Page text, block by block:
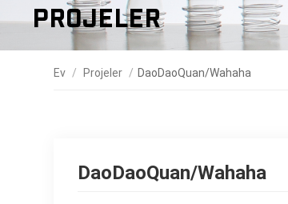
Projeler
Ev / Projeler / DaoDaoQuan/Wahaha
DaoDaoQuan/Wahaha